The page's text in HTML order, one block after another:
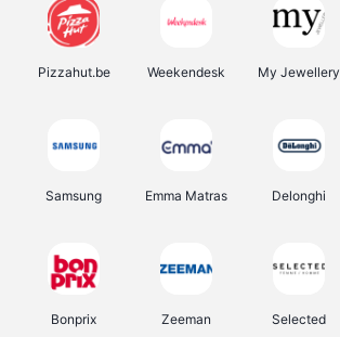
Pizzahut.be Weekendesk My Jewellery
Samsung Emma Matras Delonghi
Bonprix Zeeman Selected